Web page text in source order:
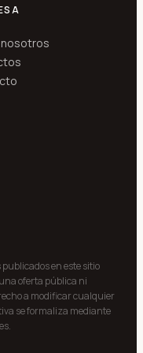
en este sitio
oferta pública ni
a modificar cualquier
se formaliza mediante